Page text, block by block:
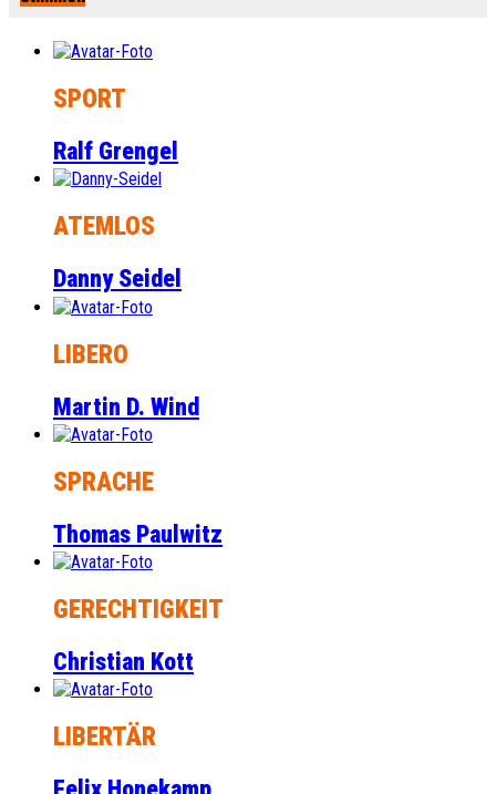
SPORT
Ralf Grengel
ATEMLOS
Danny Seidel
LIBERO
Martin D. Wind
SPRACHE
Thomas Paulwitz
GERECHTIGKEIT
Christian Kott
LIBERTÄR